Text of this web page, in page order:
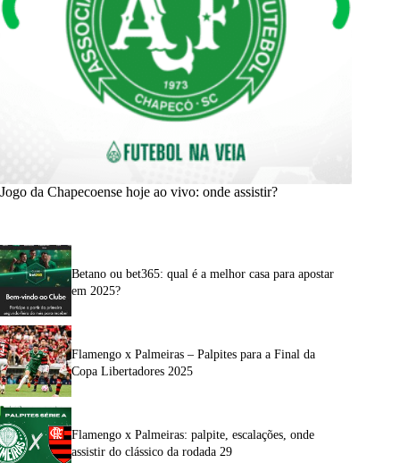
Jogo da Chapecoense hoje ao vivo: onde assistir?
Betano ou bet365: qual é a melhor casa para apostar
em 2025?
Flamengo x Palmeiras – Palpites para a Final da
Copa Libertadores 2025
Flamengo x Palmeiras: palpite, escalações, onde
assistir do clássico da rodada 29